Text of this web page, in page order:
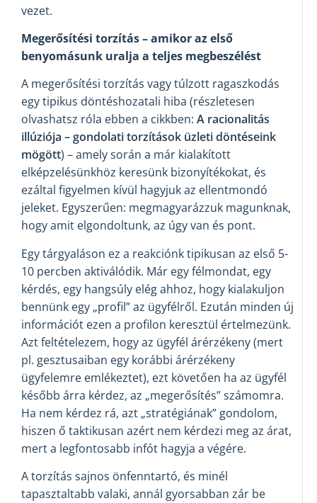
vezet.
Megerősítési torzítás – amikor az első
benyomásunk uralja a teljes megbeszélést
A megerősítési torzítás vagy túlzott ragaszkodás
egy tipikus döntéshozatali hiba (részletesen
olvashatsz róla ebben a cikkben: A racionalitás
illúziója – gondolati torzítások üzleti döntéseink
mögött) – amely során a már kialakított
elképzelésünkhöz keresünk bizonyítékokat, és
ezáltal figyelmen kívül hagyjuk az ellentmondó
jeleket. Egyszerűen: megmagyarázzuk magunknak,
hogy amit elgondoltunk, az úgy van és pont.
Egy tárgyaláson ez a reakciónk tipikusan az első 5-
10 percben aktiválódik. Már egy félmondat, egy
kérdés, egy hangsúly elég ahhoz, hogy kialakuljon
bennünk egy „profil” az ügyfélről. Ezután minden új
információt ezen a profilon keresztül értelmezünk.
Azt feltételezem, hogy az ügyfél árérzékeny (mert
pl. gesztusaiban egy korábbi árérzékeny
ügyfelemre emlékeztet), ezt követően ha az ügyfél
később árra kérdez, az „megerősítés” számomra.
Ha nem kérdez rá, azt „stratégiának” gondolom,
hiszen ő taktikusan azért nem kérdezi meg az árat,
mert a legfontosabb infót hagyja a végére.
A torzítás sajnos önfenntartó, és minél
tapasztaltabb valaki, annál gyorsabban zár be